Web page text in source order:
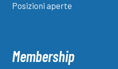
Posizioni aperte
Membership